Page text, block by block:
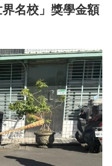
名校」獎學金額